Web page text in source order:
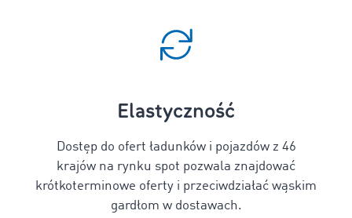
Elastyczność
Dostęp do ofert ładunków i pojazdów z 46
krajów na rynku spot pozwala znajdować
krótkoterminowe oferty i przeciwdziałać wąskim
gardłom w dostawach.